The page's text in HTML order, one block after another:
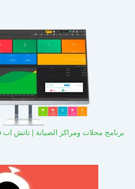
برنامج محلات ومراكز الصيانة | تاتش اب TouchUp